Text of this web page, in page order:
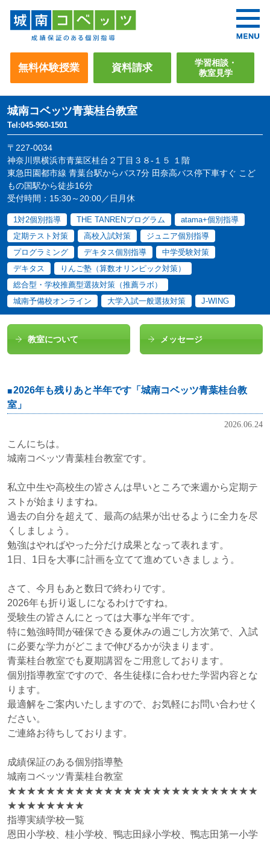
無料体験授業 資料請求
学習相談・
教室見学
城南コベッツ青葉桂台教室
Tel:045-960-1501
〒227-0034
神奈川県横浜市青葉区桂台２丁目３８-１５ １階
東急田園都市線 青葉台駅からバス7分 田奈高バス停下車すぐ こど
もの国駅から徒歩16分
受付時間：15:30～20:00／日月休
1対2個別指導 THE TANRENプログラム
atama+個別指導
定期テスト対策
高校入試対策
ジュニア個別指導
プログラミング
デキタス個別指導
中学受験対策
デキタス
りんご塾（算数オリンピック対策）
総合型・学校推薦型選抜対策（推薦ラボ）
城南予備校オンライン
大学入試一般選抜対策 J-WING
教室について メッセージ
2026年も残りあと半年です「城南コベッツ青葉桂台教
室」
2026.06.24
こんにちは。
城南コベッツ青葉桂台教室です。
私立中生や高校生の皆さんは早いところで来週から定期テ
ストが始まりますね。
過去の自分を超えて、最高の結果が出せるように全力を尽
くしましょう。
勉強はやればやった分だけ成果となって表れます。
1日、1日を大事に計画を立てて進めていきましょう。
さて、今月もあと数日で終わりです。
2026年も折り返しになるわけですね。
受験生の皆さんにとっては大事な半年です。
特に勉強時間が確保できる夏休みの過ごし方次第で、入試
に必要な学力がどこまで伸びるかが決まります。
青葉桂台教室でも夏期講習をご用意しております。
個別指導教室ですので、各生徒様に合わせた学習内容とな
ります。
最適解をご案内いたしますので、お気軽にお問い合わせく
ださい。
ご連絡お待ちしております。
成績保証のある個別指導塾
城南コベッツ青葉桂台教室
★★★★★★★★★★★★★★★★★★★★★★★★★★
★★★★★★★★
指導実績学校一覧
恩田小学校、桂小学校、鴨志田緑小学校、鴨志田第一小学